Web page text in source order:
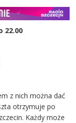
22.00
z nich można dać
otrzymuje po
Każdy może